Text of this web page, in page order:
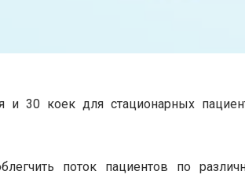
и 30 коек для стационарных
поток пациентов по